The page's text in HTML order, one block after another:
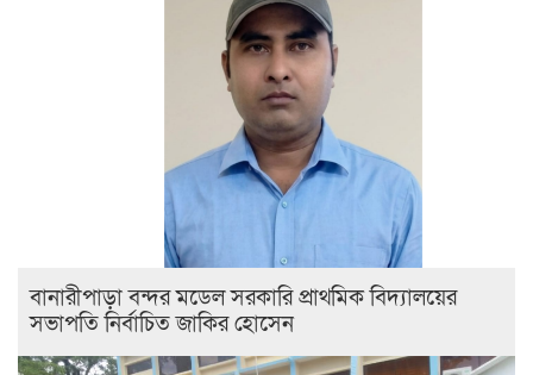
বানারীপাড়া বন্দর মডেল সরকারি প্রাথমিক বিদ্যালয়ের
সভাপতি নির্বাচিত জাকির হোসেন